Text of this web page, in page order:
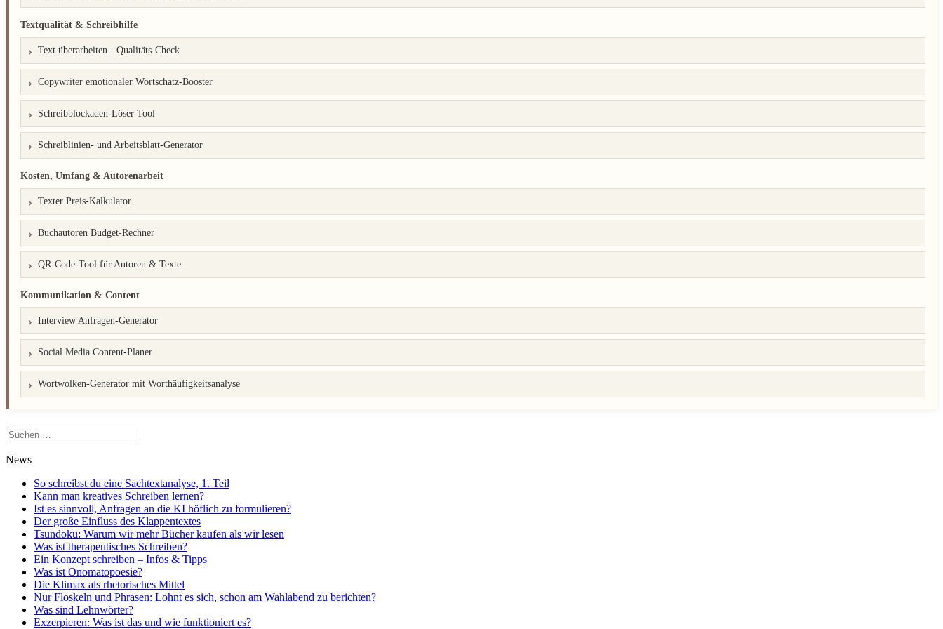
Textqualität & Schreibhilfe
Text überarbeiten - Qualitäts-Check
Copywriter emotionaler Wortschatz-Booster
Schreibblockaden-Löser Tool
Schreiblinien- und Arbeitsblatt-Generator
Kosten, Umfang & Autorenarbeit
Texter Preis-Kalkulator
Buchautoren Budget-Rechner
QR-Code-Tool für Autoren & Texte
Kommunikation & Content
Interview Anfragen-Generator
Social Media Content-Planer
Wortwolken-Generator mit Worthäufigkeitsanalyse
Suchen
nach:
News
So schreibst du eine Sachtextanalyse, 1. Teil
Kann man kreatives Schreiben lernen?
Ist es sinnvoll, Anfragen an die KI höflich zu formulieren?
Der große Einfluss des Klappentextes
Tsundoku: Warum wir mehr Bücher kaufen als wir lesen
Was ist therapeutisches Schreiben?
Ein Konzept schreiben – Infos & Tipps
Was ist Onomatopoesie?
Die Klimax als rhetorisches Mittel
Nur Floskeln und Phrasen: Lohnt es sich, schon am Wahlabend zu berichten?
Was sind Lehnwörter?
Exzerpieren: Was ist das und wie funktioniert es?